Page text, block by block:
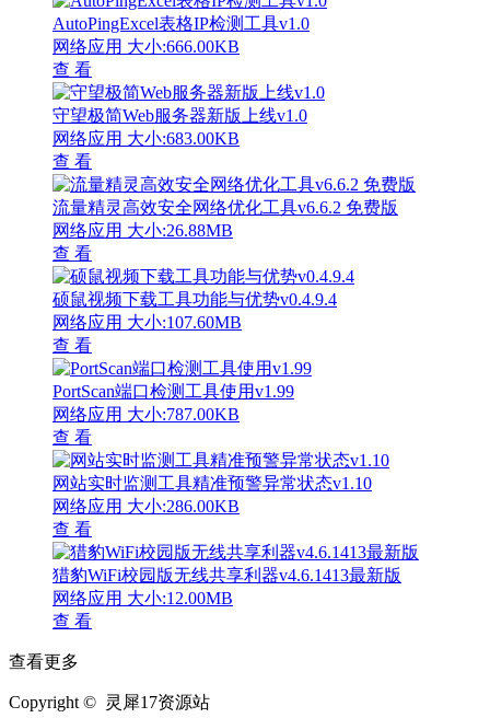
AutoPingExcel表格IP检测工具v1.0
网络应用 大小:666.00KB
查 看
守望极简Web服务器新版上线v1.0
网络应用 大小:683.00KB
查 看
流量精灵高效安全网络优化工具v6.6.2 免费版
网络应用 大小:26.88MB
查 看
硕鼠视频下载工具功能与优势v0.4.9.4
网络应用 大小:107.60MB
查 看
PortScan端口检测工具使用v1.99
网络应用 大小:787.00KB
查 看
网站实时监测工具精准预警异常状态v1.10
网络应用 大小:286.00KB
查 看
猎豹WiFi校园版无线共享利器v4.6.1413最新版
网络应用 大小:12.00MB
查 看
查看更多
Copyright © 灵犀17资源站